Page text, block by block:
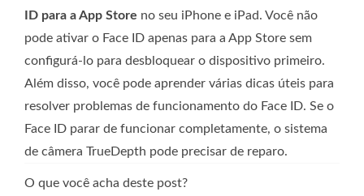
ID para a App Store no seu iPhone e iPad. Você não
pode ativar o Face ID apenas para a App Store sem
configurá-lo para desbloquear o dispositivo primeiro.
Além disso, você pode aprender várias dicas úteis para
resolver problemas de funcionamento do Face ID. Se o
Face ID parar de funcionar completamente, o sistema
de câmera TrueDepth pode precisar de reparo.
O que você acha deste post?